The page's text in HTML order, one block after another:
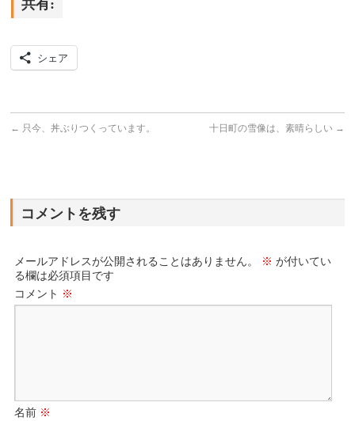
共有:
シェア
← 只今、丼ぶりつくっています。 十日町の雪像は、素晴らしい →
コメントを残す
メールアドレスが公開されることはありません。 ※ が付いてい
る欄は必須項目です
コメント ※
名前 ※